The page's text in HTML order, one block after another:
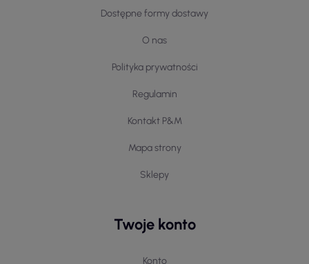
Dostępne formy dostawy
O nas
Polityka prywatności
Regulamin
Kontakt P&M
Mapa strony
Sklepy
Twoje konto
Konto